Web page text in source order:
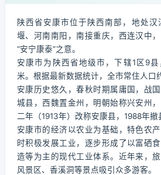
陕西省安康市位于陕西南部，地处
堰、河南南阳，南接重庆，西连汉中
“安宁康泰”之意。
安康市为陕西省地级市，下辖1区9
米。根据最新数据统计，全市常住人口
安康历史悠久，春秋时期属庸国，战
城县，西魏置金州，明朝始称兴安州
二年（1913年）改称安康县，1988年撤
安康市的经济以农业为基础，特色农
时积极发展工业，逐步形成了以富硒
造等为主的现代工业体系。近年来，
风景区、香溪洞等景点吸引众多游客。